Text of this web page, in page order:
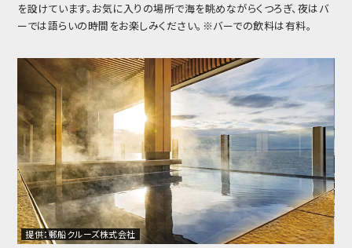
を設けています。お気に入りの場所で海を眺めながらくつろぎ、夜はバ
ーでは語らいの時間をお楽しみください。※バーでの飲料は有料。
提供：郵船クルーズ株式会社